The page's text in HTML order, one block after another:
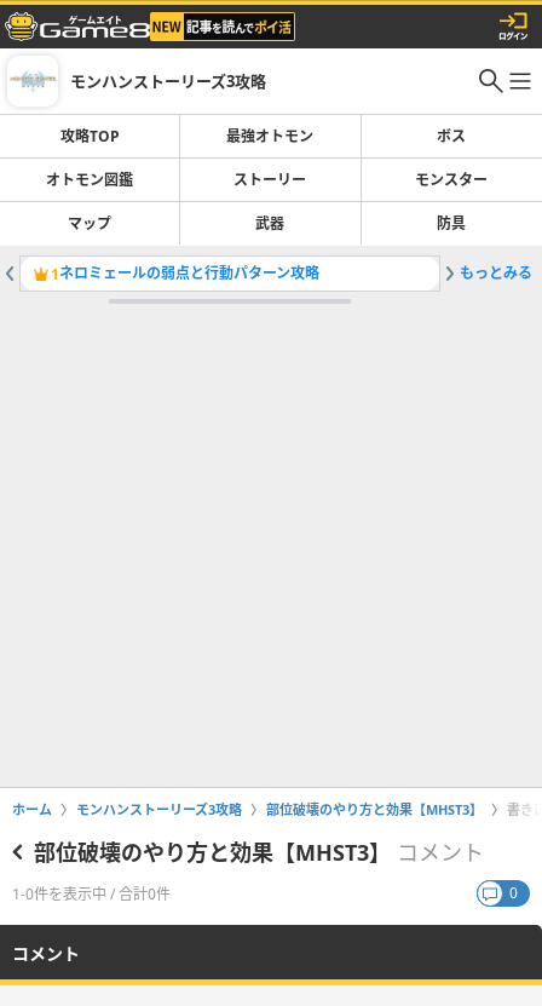
モンハンストーリーズ3攻略
攻略TOP 最強オトモン ボス
オトモン図鑑 ストーリー モンスター
マップ 武器 防具
1ネロミェールの弱点と行動パターン攻略 2侵獣シ
もっとみる
ホーム モンハンストーリーズ3攻略 部位破壊のやり方と効果【MHST3】 書き
部位破壊のやり方と効果【MHST3】 コメント
1-0件を表示中 / 合計0件 0
コメント